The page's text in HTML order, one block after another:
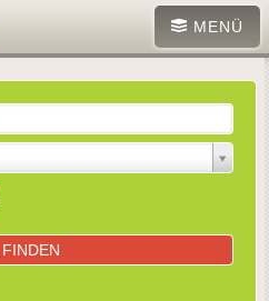
MENÜ
FINDEN